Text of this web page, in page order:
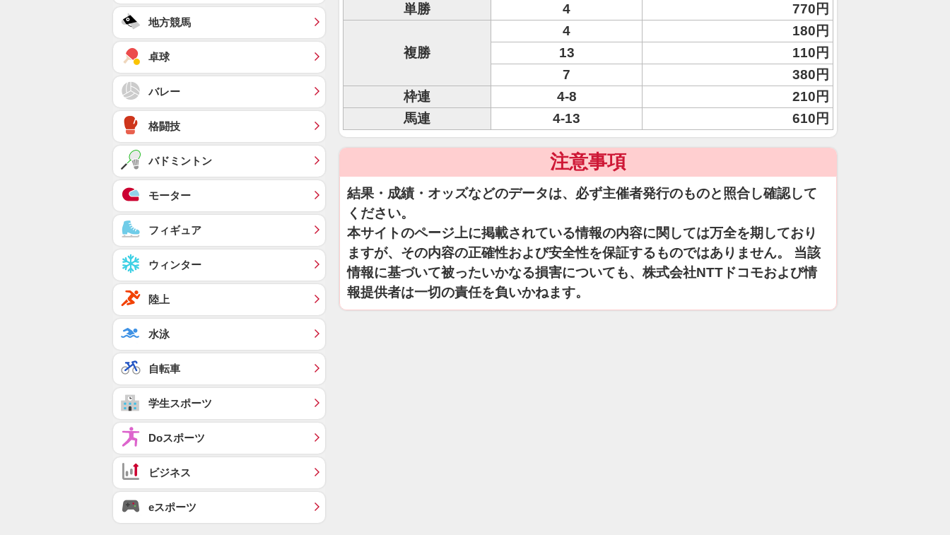
単勝 4 770円
複勝
4
180円
13
110円
7
380円
枠連
4-8
210円
馬連
4-13 610円
注意事項
結果・成績・オッズなどのデータは、必ず主催者発行のものと照合し確認して
ください。
本サイトのページ上に掲載されている情報の内容に関しては万全を期しており
ますが、その内容の正確性および安全性を保証するものではありません。 当該
情報に基づいて被ったいかなる損害についても、株式会社NTTドコモおよび情
報提供者は一切の責任を負いかねます。
地方競馬
卓球
バレー
格闘技
バドミントン
モーター
フィギュア
ウィンター
陸上
水泳
自転車
学生スポーツ
Doスポーツ
ビジネス
eスポーツ